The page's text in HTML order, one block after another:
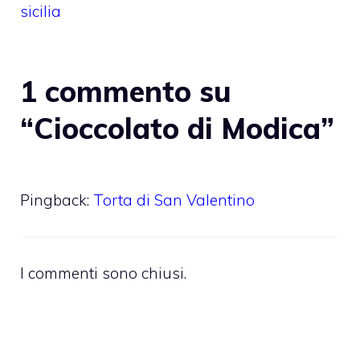
sicilia
1 commento su
“Cioccolato di Modica”
Pingback: Torta di San Valentino
I commenti sono chiusi.